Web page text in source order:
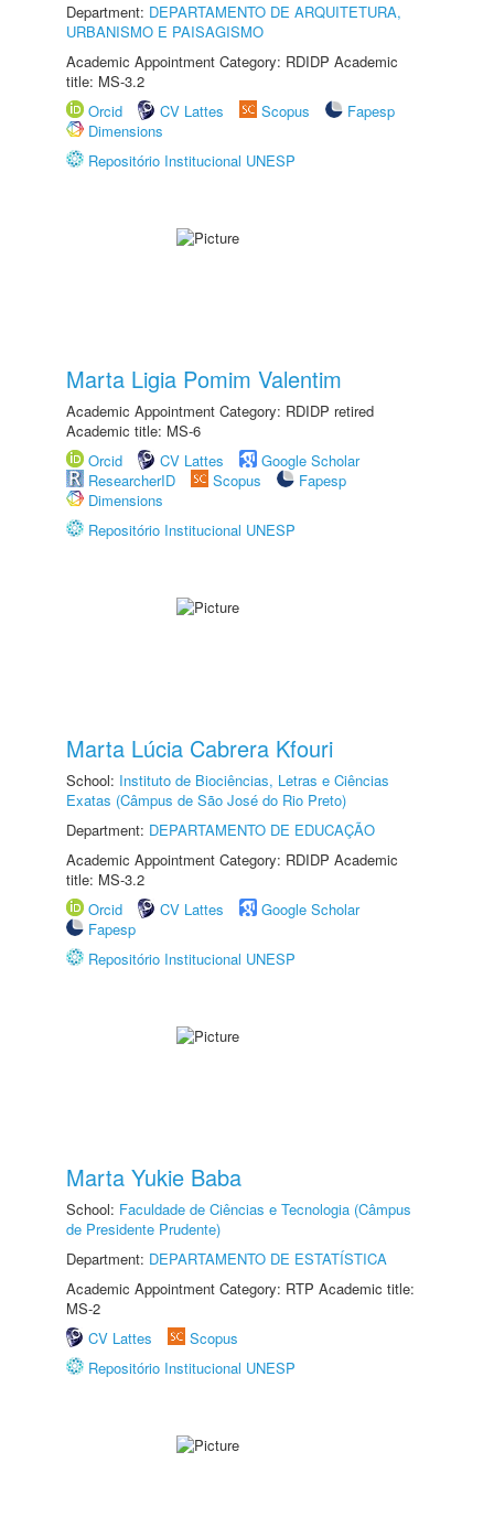
Department: DEPARTAMENTO DE ARQUITETURA,
URBANISMO E PAISAGISMO
Academic Appointment Category: RDIDP Academic
title: MS-3.2
Orcid
CV Lattes Scopus
Fapesp
Dimensions
Repositório Institucional UNESP
Marta Ligia Pomim Valentim
Academic Appointment Category: RDIDP retired
Academic title: MS-6
Orcid
CV Lattes
Google Scholar
ResearcherID
Scopus
Fapesp
Dimensions
Repositório Institucional UNESP
Marta Lúcia Cabrera Kfouri
School: Instituto de Biociências, Letras e Ciências
Exatas (Câmpus de São José do Rio Preto)
Department: DEPARTAMENTO DE EDUCAÇÃO
Academic Appointment Category: RDIDP Academic
title: MS-3.2
Orcid
CV Lattes
Google Scholar
Fapesp
Repositório Institucional UNESP
Marta Yukie Baba
School: Faculdade de Ciências e Tecnologia (Câmpus
de Presidente Prudente)
Department: DEPARTAMENTO DE ESTATÍSTICA
Academic Appointment Category: RTP Academic title:
MS-2
CV Lattes
Scopus
Repositório Institucional UNESP